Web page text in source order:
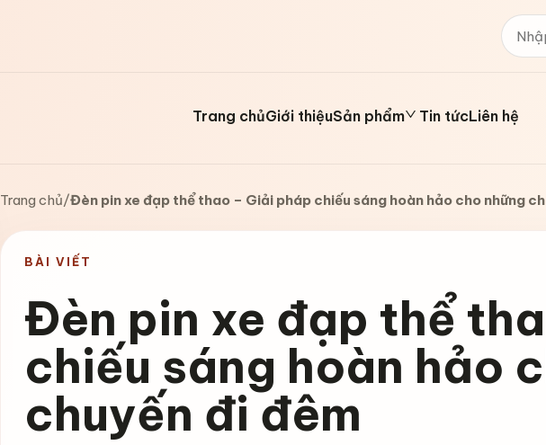
Trang chủGiới thiệuSản phẩm Tin tứcLiên hệ
Trang chủ/Đèn pin xe đạp thể thao – Giải pháp chiếu sáng hoàn hảo cho những
BÀI VIẾT
Đèn pin xe đạp thể
chiếu sáng hoàn hảo
chuyến đi đêm